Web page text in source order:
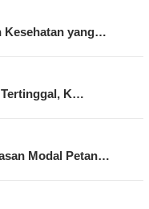
Kesehatan yang…
Tertinggal, K…
Modal Petan…